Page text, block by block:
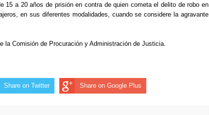
15 a 20 años de prisión en contra de quien cometa el delito de robo en
en sus diferentes modalidades, cuando se considere la agravante
la Comisión de Procuración y Administración de Justicia.
Share on Twitter Share on Google Plus